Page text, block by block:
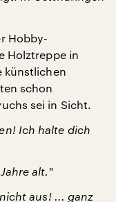
Hobby-
Holztreppe in
künstlichen
schon
sei in Sicht.
Ich halte dich
alt. "
aus! ... ganz